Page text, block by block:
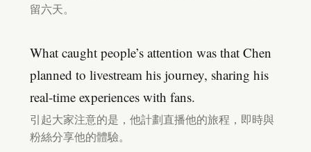
留六天。
What caught people’s attention was that Chen
planned to livestream his journey, sharing his
real-time experiences with fans.
引起大家注意的是，他計劃直播他的旅程，即時與
粉絲分享他的體驗。